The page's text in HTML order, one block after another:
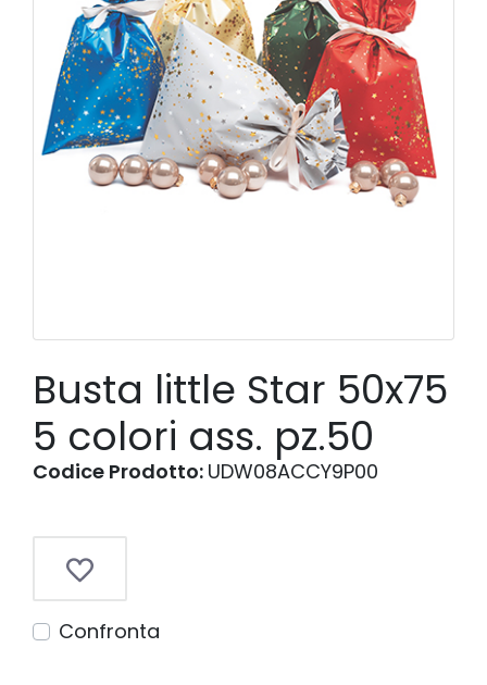
Busta little Star 50x75
5 colori ass. pz.50
Codice Prodotto: UDW08ACCY9P00
Confronta